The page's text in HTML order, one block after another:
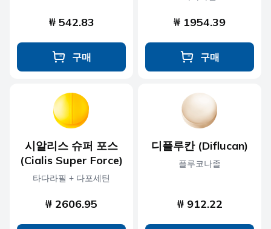
₩ 542.83
구매
₩ 1954.39
구매
시알리스 슈퍼 포스
(Cialis Super Force)
타다라필 + 다포세틴
₩ 2606.95
디플루칸 (Diflucan)
플루코나졸
₩ 912.22